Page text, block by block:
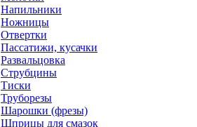
Напильники
Ножницы
Отвертки
Пассатижи, кусачки
Развальцовка
Струбцины
Тиски
Труборезы
Шарошки (фрезы)
Шприцы для смазок